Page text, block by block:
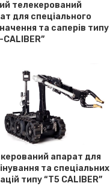
телекерований
для спеціального
та саперів типу
CALIBER”
апарат для
та спеціальних
типу “T5 CALIBER”